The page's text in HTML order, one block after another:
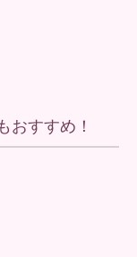
おすすめ！